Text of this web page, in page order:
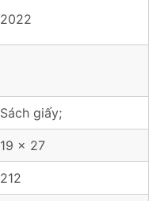
2022
Sách giấy;
19 x 27
212